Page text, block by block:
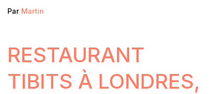
Par Martin
RESTAURANT
TIBITS À LONDRES,